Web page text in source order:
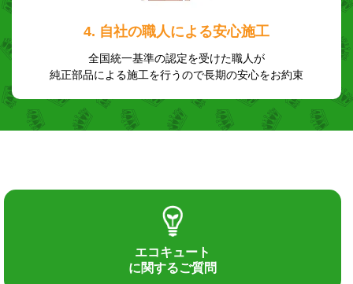
4. 自社の職人による安心施工
全国統一基準の認定を受けた職人が
純正部品による施工を行うので長期の安心をお約束
エコキュート
に関するご質問